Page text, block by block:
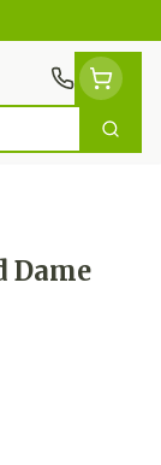
Zoek
Dame